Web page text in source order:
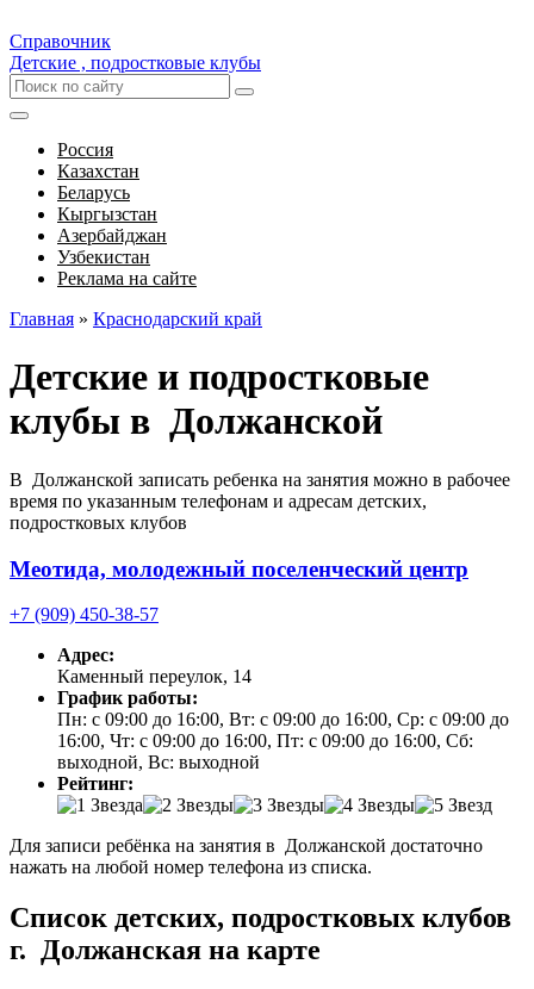
Справочник
Детские , подростковые клубы
Россия
Казахстан
Беларусь
Кыргызстан
Азербайджан
Узбекистан
Реклама на сайте
Главная » Краснодарский край
Детские и подростковые
клубы в Должанской
В Должанской записать ребенка на занятия можно в рабочее
время по указанным телефонам и адресам детских,
подростковых клубов
Меотида, молодежный поселенческий центр
+7 (909) 450-38-57
Адрес:
Каменный переулок, 14
График работы:
Пн: с 09:00 до 16:00, Вт: с 09:00 до 16:00, Ср: с 09:00 до
16:00, Чт: с 09:00 до 16:00, Пт: с 09:00 до 16:00, Сб:
выходной, Вс: выходной
Рейтинг:
Для записи ребёнка на занятия в Должанской достаточно
нажать на любой номер телефона из списка.
Список детских, подростковых клубов
г. Должанская на карте